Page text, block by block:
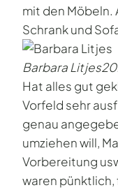
mit den Möbeln.
Schrank und
Barbara Litjes
Hat alles gut
Vorfeld sehr
genau
umziehen will,
Vorbereitung
waren